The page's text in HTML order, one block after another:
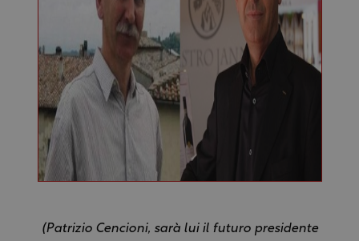
(Patrizio Cencioni, sarà lui il futuro presidente